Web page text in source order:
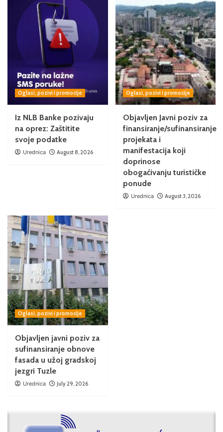
Oglasi, pozivi i promocije
Iz NLB Banke pozivaju
na oprez: Zaštitite
svoje podatke
Urednica August 8, 2026
Oglasi, pozivi i promocije
Objavljen Javni poziv za
finansiranje/sufinansiranje
projekata i
manifestacija koji
doprinose
obogaćivanju turističke
ponude
Urednica August 3, 2026
Oglasi, pozivi i promocije
Objavljen javni poziv za
sufinansiranje obnove
fasada u užoj gradskoj
jezgri Tuzle
Urednica July 29, 2026